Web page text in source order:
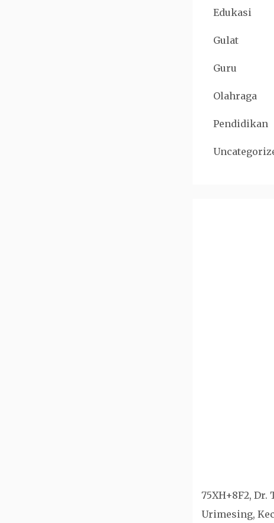
Edukasi
Gulat
Guru
Olahraga
Pendidikan
75XH+8F2, Dr.
Urimesing,